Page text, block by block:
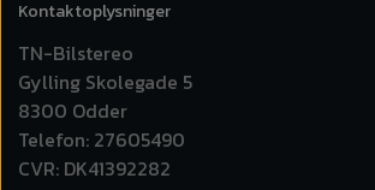
Kontaktoplysninger
TN-Bilstereo
Gylling Skolegade 5
8300 Odder
Telefon: 27605490
CVR: DK41392282